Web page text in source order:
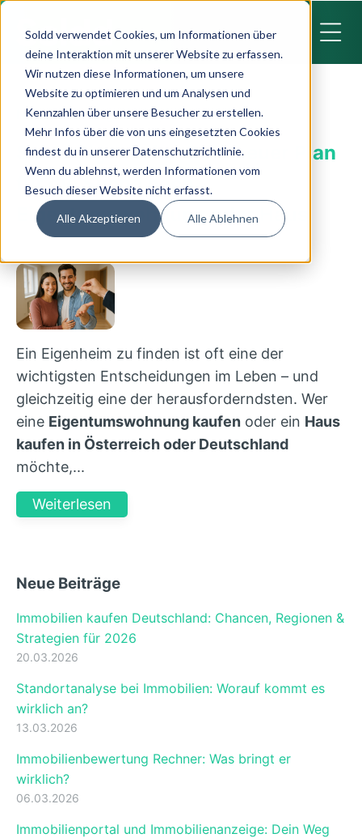
Soldd verwendet Cookies, um Informationen über
deine Interaktion mit unserer Website zu erfassen.
Wir nutzen diese Informationen, um unsere
Website zu optimieren und um Analysen und
Kennzahlen über unsere Besucher zu erstellen.
Mehr Infos über die von uns eingesetzten Cookies
findest du in unserer Datenschutzrichtlinie.
Wenn du ablehnst, werden Informationen vom
Besuch dieser Website nicht erfasst.
Alle Akzeptieren Alle Ablehnen
News,Wohnung kaufen,Immobilienkauf
Soldd Eigenheim: Dein neuer Plan
für die Suche nach
Eigentumswohnung oder Haus
Ein Eigenheim zu finden ist oft eine der
wichtigsten Entscheidungen im Leben – und
gleichzeitig eine der herausforderndsten. Wer
eine Eigentumswohnung kaufen oder ein Haus
kaufen in Österreich oder Deutschland
möchte,...
Weiterlesen
Neue Beiträge
Immobilien kaufen Deutschland: Chancen, Regionen &
Strategien für 2026
20.03.2026
Standortanalyse bei Immobilien: Worauf kommt es
wirklich an?
13.03.2026
Immobilienbewertung Rechner: Was bringt er
wirklich?
06.03.2026
Immobilienportal und Immobilienanzeige: Dein Weg